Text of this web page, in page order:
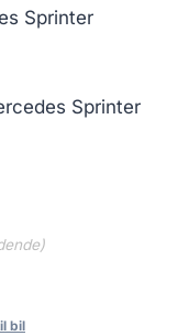
13,483.00 kr..
Sprinter
Sprinter
bil